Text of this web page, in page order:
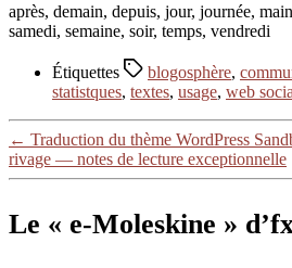
après, demain, depuis, jour, journée,
samedi, semaine, soir, temps, vendredi
Étiquettes blogosphère,
statistques, textes, usage, web
← Traduction du thème WordPress
rivage — notes de lecture exceptionnelle
Le « e-Moleskine »